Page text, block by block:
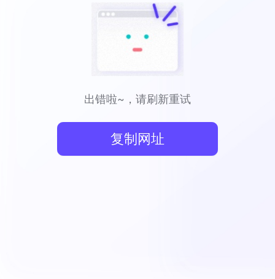
出错啦~，请刷新重试
复制网址